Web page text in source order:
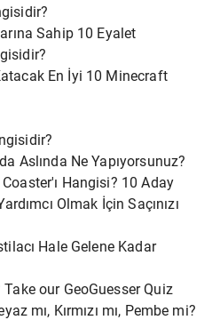
Sahip 10 Eyalet
En İyi 10 Minecraft
Aslında Ne Yapıyorsunuz?
Hangisi? 10 Aday
Olmak İçin Saçınızı
Hale Gelene Kadar
our GeoGuesser Quiz
mı, Kırmızı mı, Pembe mi?